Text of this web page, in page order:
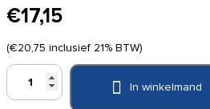
€17,15
(€20,75 inclusief 21% BTW)
Optische
rookmelder
In winkelmand